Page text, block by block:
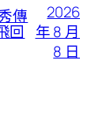
傳
回
2026
年 8 月
8 日